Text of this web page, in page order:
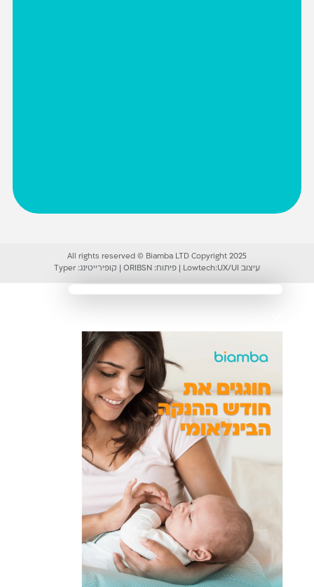
All rights reserved © Biamba LTD Copyright 2025
עיצוב UX/UI:
Lowtech פיתוח: ORIBSN קופירייטינג: Typer